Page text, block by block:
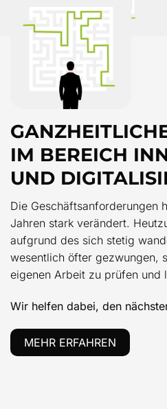
IM BEREICH
UND
Die Geschäftsanforderungen
Jahren stark verändert.
aufgrund des sich stetig
wesentlich öfter gezwungen,
eigenen Arbeit zu prüfen und
Wir helfen dabei, den
MEHR ERFAHREN